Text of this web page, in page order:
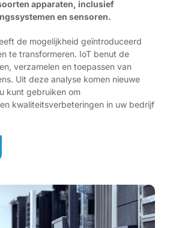
apparaten, inclusief
en sensoren.
de mogelijkheid geïntroduceerd
te transformeren. IoT benut de
verzamelen en toepassen van
Uit deze analyse komen nieuwe
kunt gebruiken om
kwaliteitsverbeteringen in uw bedrijf